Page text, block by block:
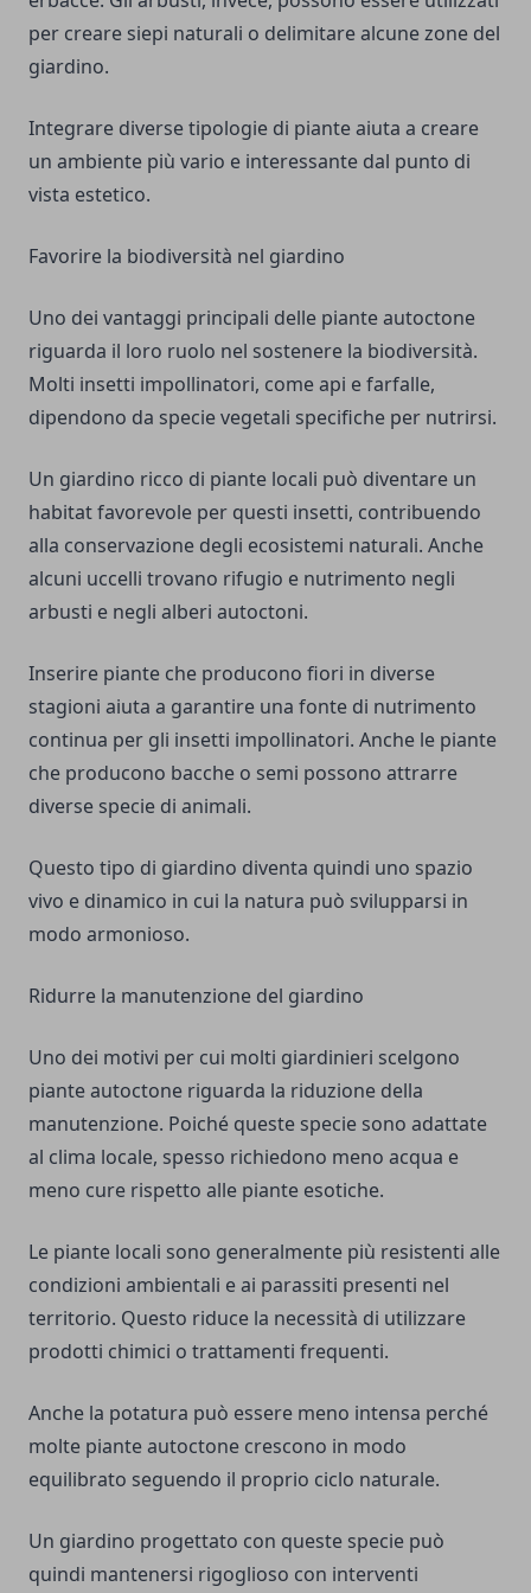
per creare siepi naturali o delimitare alcune zone del
giardino.
Integrare diverse tipologie di piante aiuta a creare
un ambiente più vario e interessante dal punto di
vista estetico.
Favorire la biodiversità nel giardino
Uno dei vantaggi principali delle piante autoctone
riguarda il loro ruolo nel sostenere la biodiversità.
Molti insetti impollinatori, come api e farfalle,
dipendono da specie vegetali specifiche per nutrirsi.
Un giardino ricco di piante locali può diventare un
habitat favorevole per questi insetti, contribuendo
alla conservazione degli ecosistemi naturali. Anche
alcuni uccelli trovano rifugio e nutrimento negli
arbusti e negli alberi autoctoni.
Inserire piante che producono fiori in diverse
stagioni aiuta a garantire una fonte di nutrimento
continua per gli insetti impollinatori. Anche le piante
che producono bacche o semi possono attrarre
diverse specie di animali.
Questo tipo di giardino diventa quindi uno spazio
vivo e dinamico in cui la natura può svilupparsi in
modo armonioso.
Ridurre la manutenzione del giardino
Uno dei motivi per cui molti giardinieri scelgono
piante autoctone riguarda la riduzione della
manutenzione. Poiché queste specie sono adattate
al clima locale, spesso richiedono meno acqua e
meno cure rispetto alle piante esotiche.
Le piante locali sono generalmente più resistenti alle
condizioni ambientali e ai parassiti presenti nel
territorio. Questo riduce la necessità di utilizzare
prodotti chimici o trattamenti frequenti.
Anche la potatura può essere meno intensa perché
molte piante autoctone crescono in modo
equilibrato seguendo il proprio ciclo naturale.
Un giardino progettato con queste specie può
quindi mantenersi rigoglioso con interventi